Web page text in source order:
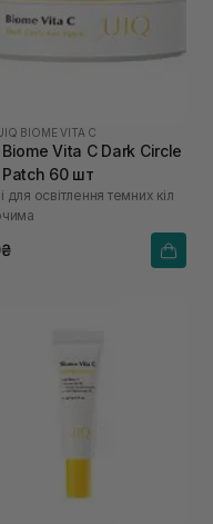
BIOME VITA C
Biome Vita C Dark Circle
Patch 60 шт
для освітлення темних кіл